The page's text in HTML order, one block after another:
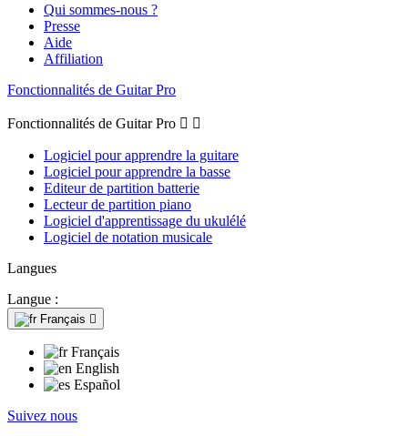
Qui sommes-nous ?
Presse
Aide
Affiliation
Fonctionnalités de Guitar Pro
Fonctionnalités de Guitar Pro  
Logiciel pour apprendre la guitare
Logiciel pour apprendre la basse
Editeur de partition batterie
Lecteur de partition piano
Logiciel d'apprentissage du ukulélé
Logiciel de notation musicale
Langues
Langue :
Français 
Français
English
Español
Suivez nous